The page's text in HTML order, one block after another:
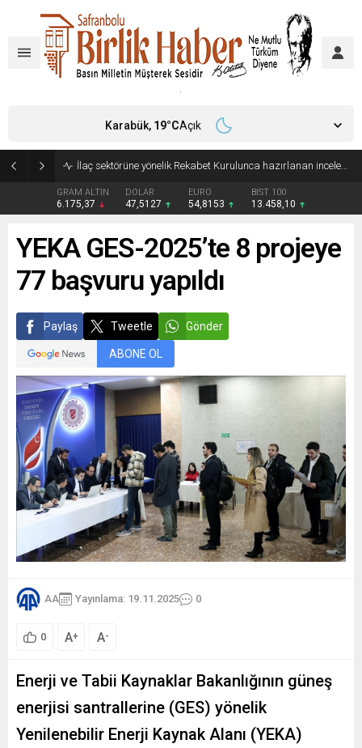
İlaç sektörüne yönelik Rekabet Kurulunca hazırlanan inceleme raporu yayımlandı
GRAM ALTIN
6.175,37
DOLAR
47,5127
EURO
54,8153
BIST 100
13.458,10
Karabük, 19°CAçık
YEKA GES-2025’te 8 projeye
77 başvuru yapıldı
Paylaş Tweetle Gönder
ABONE OL
AA Yayınlama: 19.11.2025 0
0 A+ A-
Enerji ve Tabii Kaynaklar Bakanlığının güneş
enerjisi santrallerine (GES) yönelik
Yenilenebilir Enerji Kaynak Alanı (YEKA)